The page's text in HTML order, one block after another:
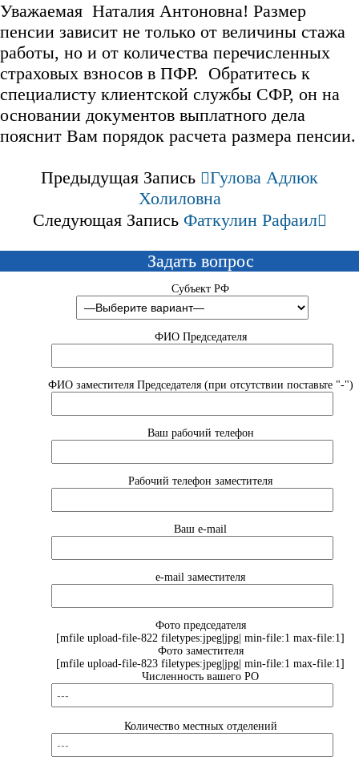
Уважаемая Наталия Антоновна! Размер
пенсии зависит не только от величины стажа
работы, но и от количества перечисленных
страховых взносов в ПФР. Обратитесь к
специалисту клиентской службы СФР, он на
основании документов выплатного дела
пояснит Вам порядок расчета размера пенсии.
Предыдущая Запись
Гулова Адлюк
Холиловна
Следующая Запись Фаткулин Рафаил
Задать вопрос
Субъект РФ
ФИО Председателя
ФИО заместителя Председателя (при отсутствии поставьте "-")
Ваш рабочий телефон
Рабочий телефон заместителя
Ваш e-mail
e-mail заместителя
Фото председателя
[mfile upload-file-822 filetypes:jpeg|jpg| min-file:1 max-file:1]
Фото заместителя
[mfile upload-file-823 filetypes:jpeg|jpg| min-file:1 max-file:1]
Численность вашего РО
Количество местных отделений